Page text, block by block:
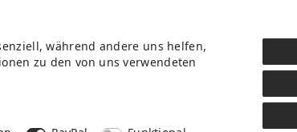
inkl. ges. MwSt. zzgl. Versandkosten
Lieferzeiten für andere Länder entnehmen Sie bitte der
Rechte vorbehalten.
Digitale Kreativität und KI-gestützte
während andere uns helfen,
zu den von uns verwendeten